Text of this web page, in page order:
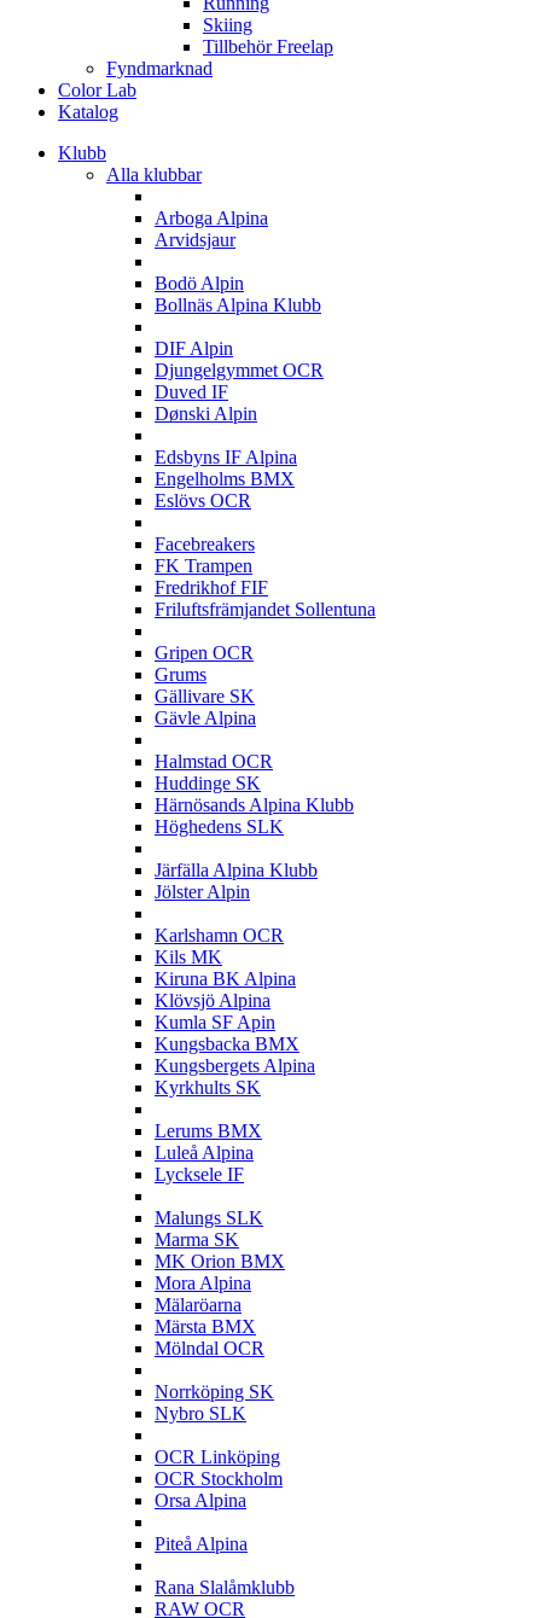
Skiing
Tillbehör Freelap
Fyndmarknad
Color Lab
Katalog
Klubb
Alla klubbar
Arboga Alpina
Arvidsjaur
Bodö Alpin
Bollnäs Alpina Klubb
DIF Alpin
Djungelgymmet OCR
Duved IF
Dønski Alpin
Edsbyns IF Alpina
Engelholms BMX
Eslövs OCR
Facebreakers
FK Trampen
Fredrikhof FIF
Friluftsfrämjandet Sollentuna
Gripen OCR
Grums
Gällivare SK
Gävle Alpina
Halmstad OCR
Huddinge SK
Härnösands Alpina Klubb
Höghedens SLK
Järfälla Alpina Klubb
Jölster Alpin
Karlshamn OCR
Kils MK
Kiruna BK Alpina
Klövsjö Alpina
Kumla SF Apin
Kungsbacka BMX
Kungsbergets Alpina
Kyrkhults SK
Lerums BMX
Luleå Alpina
Lycksele IF
Malungs SLK
Marma SK
MK Orion BMX
Mora Alpina
Mälaröarna
Märsta BMX
Mölndal OCR
Norrköping SK
Nybro SLK
OCR Linköping
OCR Stockholm
Orsa Alpina
Piteå Alpina
Rana Slalåmklubb
RAW OCR